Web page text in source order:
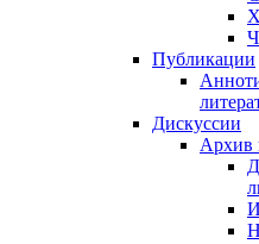
Публикации
Дискуссии
Архив